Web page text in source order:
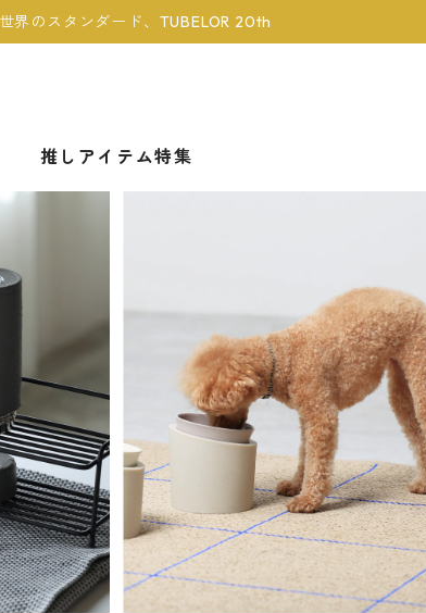
世界のスタンダード、TUBELOR 20th
推しアイテム特集